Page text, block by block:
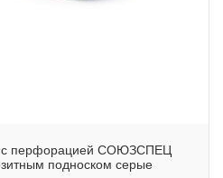
с перфорацией СОЮЗСПЕЦ
подноском серые